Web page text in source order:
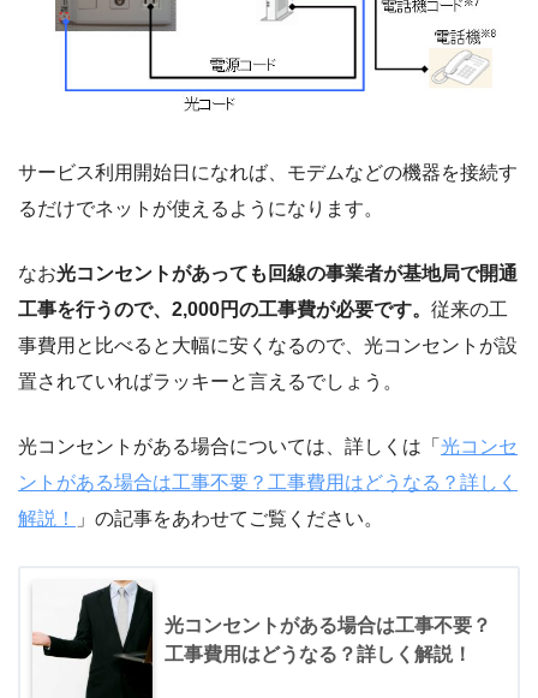
サービス利用開始日になれば、モデムなどの機器を接続す
るだけでネットが使えるようになります。
なお光コンセントがあっても回線の事業者が基地局で開通
工事を行うので、2,000円の工事費が必要です。 従来の工
事費用と比べると大幅に安くなるので、光コンセントが設
置されていればラッキーと言えるでしょう。
光コンセントがある場合については、詳しくは「 光コンセ
ントがある場合は工事不要？工事費用はどうなる？詳しく
解説！
」の記事をあわせてご覧ください。
光コンセントがある場合は工事不要？
工事費用はどうなる？詳しく解説！